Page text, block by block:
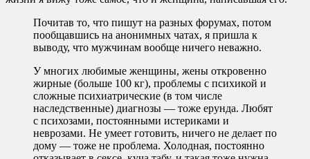
Почитав то, что пишут на разных форумах, потом
пообщавшись на анонимных чатах, я пришла к
выводу, что мужчинам вообще ничего неважно.
У многих любимые женщины, жены откровенно
жирные (больше 100 кг), проблемы с психикой и
сложные психиатрические (в том числе
наследственные) диагнозы — тоже ерунда. Любят
с психозами, постоянными истериками и
неврозами. Не умеет готовить, ничего не делает по
дому — тоже не проблема. Холодная, постоянно